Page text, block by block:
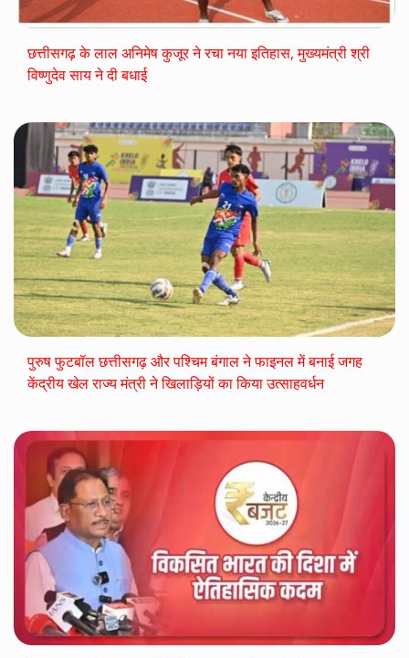
छत्तीसगढ़ के लाल अनिमेष कुजूर ने रचा नया इतिहास, मुख्यमंत्री श्री
विष्णुदेव साय ने दी बधाई
पुरुष फुटबॉल छत्तीसगढ़ और पश्चिम बंगाल ने फाइनल में बनाई जगह
केंद्रीय खेल राज्य मंत्री ने खिलाड़ियों का किया उत्साहवर्धन